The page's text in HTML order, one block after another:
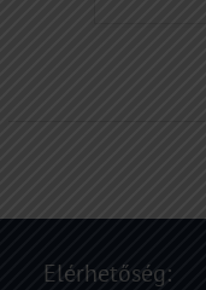
Elérhetőség: